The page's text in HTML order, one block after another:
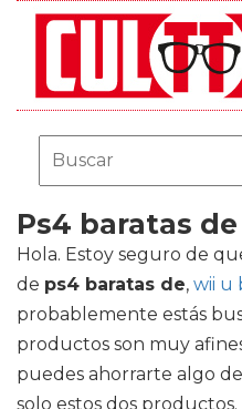
Ps4 baratas de
Hola. Estoy seguro de
de ps4 baratas de, wii u
probablemente estás
productos son muy
puedes ahorrarte algo
solo estos dos productos.